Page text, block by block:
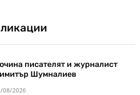
писателят и журналист
Шумналиев
08/2026